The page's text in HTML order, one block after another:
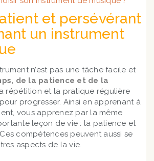
et persévérant
un instrument
n’est pas une tâche facile et
de la patience et de la
répétition et la pratique régulière
progresser. Ainsi en apprenant à
vous apprenez par la même
leçon de vie : la patience et
compétences peuvent aussi se
aspects de la vie.